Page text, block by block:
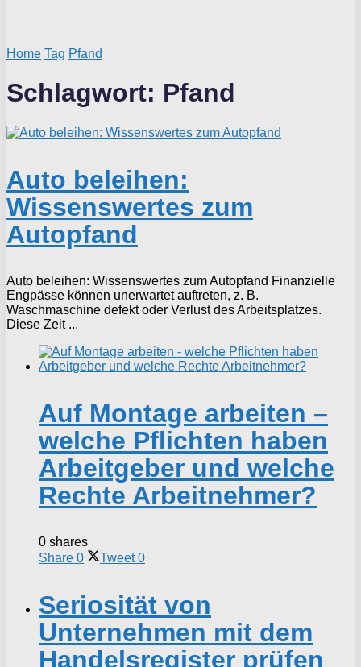
Home Tag Pfand
Schlagwort: Pfand
Auto beleihen:
Wissenswertes zum
Autopfand
Auto beleihen: Wissenswertes zum Autopfand Finanzielle
Engpässe können unerwartet auftreten, z. B.
Waschmaschine defekt oder Verlust des Arbeitsplatzes.
Diese Zeit ...
Auf Montage arbeiten –
welche Pflichten haben
Arbeitgeber und welche
Rechte Arbeitnehmer?
0 shares
Share 0 Tweet 0
Seriosität von
Unternehmen mit dem
Handelsregister prüfen